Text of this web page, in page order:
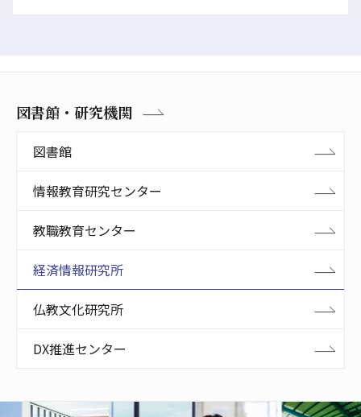
図書館・研究機関
図書館
情報教育研究センター
教職教育センター
経済情報研究所
仏教文化研究所
DX推進センター